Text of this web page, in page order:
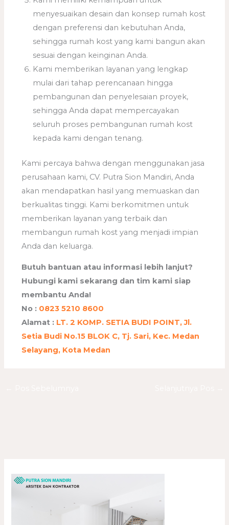
menyesuaikan desain dan konsep rumah kost
dengan preferensi dan kebutuhan Anda,
sehingga rumah kost yang kami bangun akan
sesuai dengan keinginan Anda.
Kami memberikan layanan yang lengkap
mulai dari tahap perencanaan hingga
pembangunan dan penyelesaian proyek,
sehingga Anda dapat mempercayakan
seluruh proses pembangunan rumah kost
kepada kami dengan tenang.
Kami percaya bahwa dengan menggunakan jasa
perusahaan kami, CV. Putra Sion Mandiri, Anda
akan mendapatkan hasil yang memuaskan dan
berkualitas tinggi. Kami berkomitmen untuk
memberikan layanan yang terbaik dan
membangun rumah kost yang menjadi impian
Anda dan keluarga.
Butuh bantuan atau informasi lebih lanjut?
Hubungi kami sekarang dan tim kami siap
membantu Anda!
No : 0823 5210 8600
Alamat : LT. 2 KOMP. SETIA BUDI POINT, Jl.
Setia Budi No.15 BLOK C, Tj. Sari, Kec. Medan
Selayang, Kota Medan